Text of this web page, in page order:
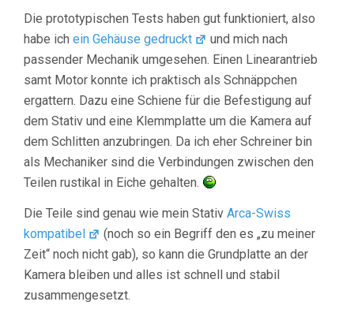
Die prototypischen Tests haben gut funktioniert, also
habe ich ein Gehäuse gedruckt
und mich nach
passender Mechanik umgesehen. Einen Linearantrieb
samt Motor konnte ich praktisch als Schnäppchen
ergattern. Dazu eine Schiene für die Befestigung auf
dem Stativ und eine Klemmplatte um die Kamera auf
dem Schlitten anzubringen. Da ich eher Schreiner bin
als Mechaniker sind die Verbindungen zwischen den
Teilen rustikal in Eiche gehalten.
Die Teile sind genau wie mein Stativ Arca-Swiss
kompatibel
(noch so ein Begriff den es „zu meiner
Zeit“ noch nicht gab), so kann die Grundplatte an der
Kamera bleiben und alles ist schnell und stabil
zusammengesetzt.